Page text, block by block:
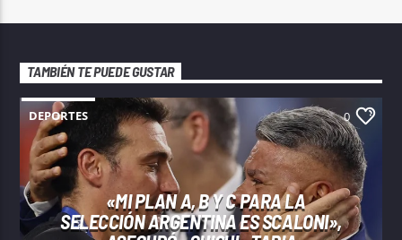
TAMBIÉN TE PUEDE GUSTAR
DEPORTES 0
«MI PLAN A, B Y C PARA LA
SELECCIÓN ARGENTINA ES SCALONI»,